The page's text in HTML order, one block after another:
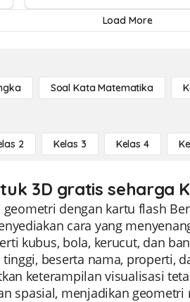
Load More
Soal Kata Matematika
2 Kelas 3 Kelas 4
3D gratis seharga
dengan kartu flash
cara yang
kubus, bola, kerucut, dan
beserta nama, properti,
keterampilan visualisasi
spasial, menjadikan